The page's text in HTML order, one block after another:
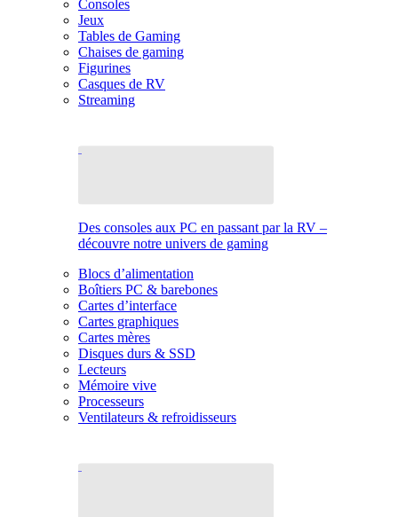
Consoles
Jeux
Tables de Gaming
Chaises de gaming
Figurines
Casques de RV
Streaming
Des consoles aux PC en passant par la RV –
découvre notre univers de gaming
Blocs d’alimentation
Boîtiers PC & barebones
Cartes d’interface
Cartes graphiques
Cartes mères
Disques durs & SSD
Lecteurs
Mémoire vive
Processeurs
Ventilateurs & refroidisseurs